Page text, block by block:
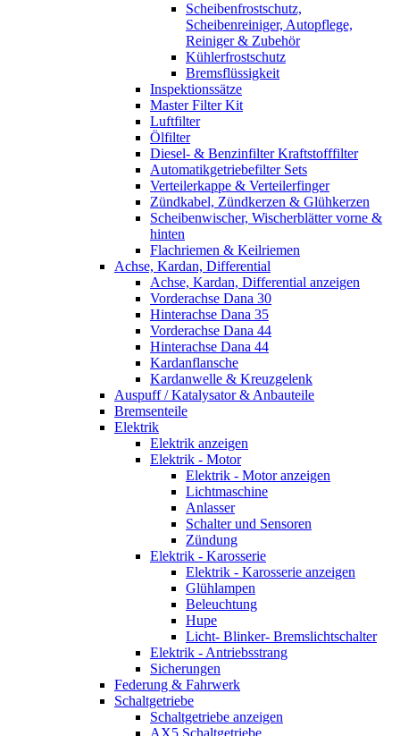
Scheibenfrostschutz,
Scheibenreiniger, Autopflege,
Reiniger & Zubehör
Kühlerfrostschutz
Bremsflüssigkeit
Inspektionssätze
Master Filter Kit
Luftfilter
Ölfilter
Diesel- & Benzinfilter Kraftstofffilter
Automatikgetriebefilter Sets
Verteilerkappe & Verteilerfinger
Zündkabel, Zündkerzen & Glühkerzen
Scheibenwischer, Wischerblätter vorne &
hinten
Flachriemen & Keilriemen
Achse, Kardan, Differential
Achse, Kardan, Differential anzeigen
Vorderachse Dana 30
Hinterachse Dana 35
Vorderachse Dana 44
Hinterachse Dana 44
Kardanflansche
Kardanwelle & Kreuzgelenk
Auspuff / Katalysator & Anbauteile
Bremsenteile
Elektrik
Elektrik anzeigen
Elektrik - Motor
Elektrik - Motor anzeigen
Lichtmaschine
Anlasser
Schalter und Sensoren
Zündung
Elektrik - Karosserie
Elektrik - Karosserie anzeigen
Glühlampen
Beleuchtung
Hupe
Licht- Blinker- Bremslichtschalter
Elektrik - Antriebsstrang
Sicherungen
Federung & Fahrwerk
Schaltgetriebe
Schaltgetriebe anzeigen
AX5 Schaltgetriebe